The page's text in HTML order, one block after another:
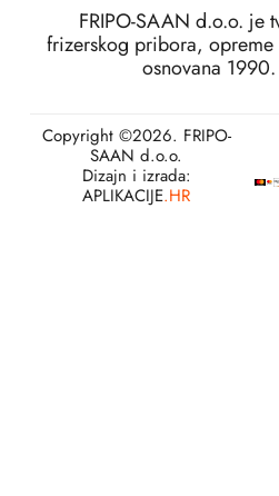
FRIPO-SAAN d.o.o. je
frizerskog pribora, opreme
osnovana
Copyright ©2026. FRIPO-
SAAN d.o.o.
Dizajn i izrada:
APLIKACIJE.HR